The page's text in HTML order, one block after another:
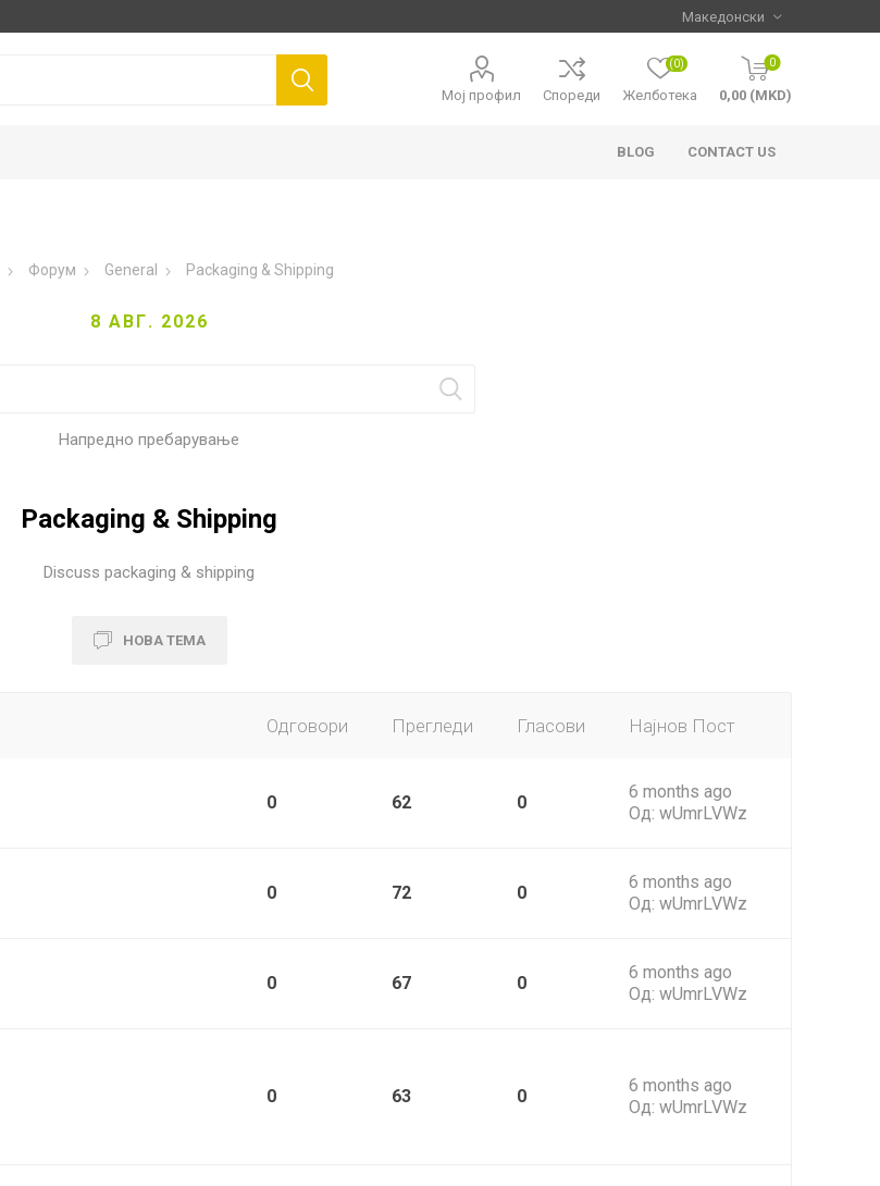
Мој профил Спореди Желботека
(0) 0
0,00 (MKD)
BLOG CONTACT US
Форум General Packaging & Shipping
8 АВГ. 2026
Напредно пребарување
Packaging & Shipping
Discuss packaging & shipping
НОВА ТЕМА
Одговори Прегледи Гласови Најнов Пост
0 62 0
6 months ago
Од: wUmrLVWz
0 72 0
6 months ago
Од: wUmrLVWz
0 67 0
6 months ago
Од: wUmrLVWz
0 63 0
6 months ago
Од: wUmrLVWz